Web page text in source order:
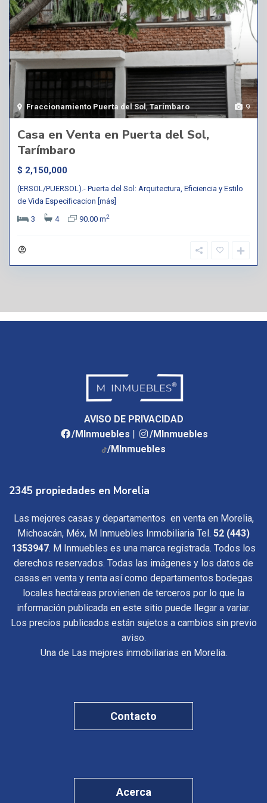
9
Fraccionamiento Puerta del Sol,Tarímbaro
Casa en Venta en Puerta del Sol,
Tarímbaro
$ 2,150,000
(ERSOL/PUERSOL).- Puerta del Sol: Arquitectura, Eficiencia y Estilo
de Vida Especificacion [más]
3
4 90.00 m2
AVISO DE PRIVACIDAD
/MInmuebles
/MInmuebles
/MInmuebles
2345 propiedades en Morelia
Las mejores casas y departamentos en venta en Morelia,
Michoacán, Méx, M Inmuebles Inmobiliaria Tel. 52 (443)
1353947. M Inmuebles es una marca registrada. Todos los
derechos reservados. Todas las imágenes y los datos de
casas en venta y renta así como departamentos bodegas
locales hectáreas provienen de terceros por lo que la
información publicada en este sitio puede llegar a variar.
Los precios publicados están sujetos a cambios sin previo
aviso.
Una de Las mejores inmobiliarias en Morelia.